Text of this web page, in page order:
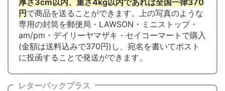
円で商品を送ることができます。上の写真のような
専用の封筒を郵便局・LAWSON・ミニストップ・
am/pm・デイリーヤマザキ・セイコーマートで購入
(金額は送料込みで370円)し、宛名を書いてポスト
に投函することで発送ができます。
レターパックプラス